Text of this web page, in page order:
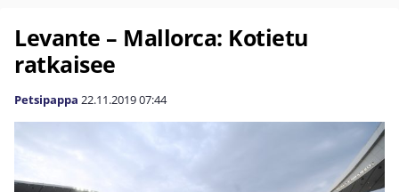
Levante – Mallorca: Kotietu
ratkaisee
Petsipappa 22.11.201907:44